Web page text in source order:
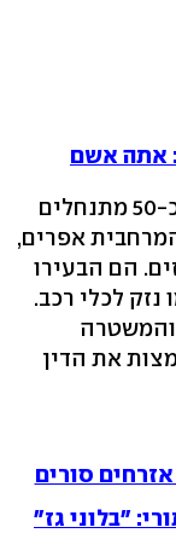
אתה אשם
באירוע נוסף שהתרחש הלילה, פרצו כ-50 מתנחלים
אפרים,
הם הבעירו
נזק לכלי רכב.
והמשטרה
את הדין
"בלוני גז"